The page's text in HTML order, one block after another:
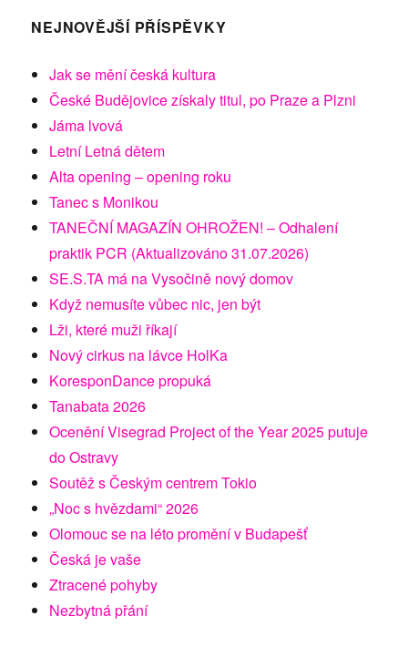
NEJNOVĚJŠÍ PŘÍSPĚVKY
Jak se mění česká kultura
České Budějovice získaly titul, po Praze a Plzni
Jáma lvová
Letní Letná dětem
Alta opening – opening roku
Tanec s Monikou
TANEČNÍ MAGAZÍN OHROŽEN! – Odhalení
praktik PCR (Aktualizováno 31.07.2026)
SE.S.TA má na Vysočině nový domov
Když nemusíte vůbec nic, jen být
Lži, které muži říkají
Nový cirkus na lávce HolKa
KoresponDance propuká
Tanabata 2026
Ocenění Visegrad Project of the Year 2025 putuje
do Ostravy
Soutěž s Českým centrem Tokio
„Noc s hvězdami“ 2026
Olomouc se na léto promění v Budapešť
Česká je vaše
Ztracené pohyby
Nezbytná přání